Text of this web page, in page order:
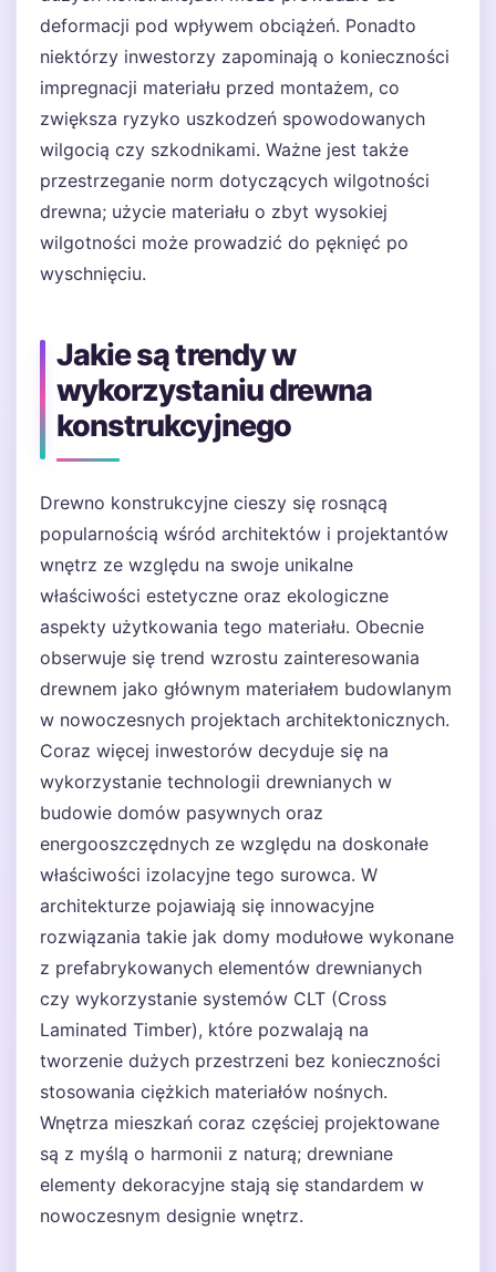
deformacji pod wpływem obciążeń. Ponadto
niektórzy inwestorzy zapominają o konieczności
impregnacji materiału przed montażem, co
zwiększa ryzyko uszkodzeń spowodowanych
wilgocią czy szkodnikami. Ważne jest także
przestrzeganie norm dotyczących wilgotności
drewna; użycie materiału o zbyt wysokiej
wilgotności może prowadzić do pęknięć po
wyschnięciu.
Jakie są trendy w
wykorzystaniu drewna
konstrukcyjnego
Drewno konstrukcyjne cieszy się rosnącą
popularnością wśród architektów i projektantów
wnętrz ze względu na swoje unikalne
właściwości estetyczne oraz ekologiczne
aspekty użytkowania tego materiału. Obecnie
obserwuje się trend wzrostu zainteresowania
drewnem jako głównym materiałem budowlanym
w nowoczesnych projektach architektonicznych.
Coraz więcej inwestorów decyduje się na
wykorzystanie technologii drewnianych w
budowie domów pasywnych oraz
energooszczędnych ze względu na doskonałe
właściwości izolacyjne tego surowca. W
architekturze pojawiają się innowacyjne
rozwiązania takie jak domy modułowe wykonane
z prefabrykowanych elementów drewnianych
czy wykorzystanie systemów CLT (Cross
Laminated Timber), które pozwalają na
tworzenie dużych przestrzeni bez konieczności
stosowania ciężkich materiałów nośnych.
Wnętrza mieszkań coraz częściej projektowane
są z myślą o harmonii z naturą; drewniane
elementy dekoracyjne stają się standardem w
nowoczesnym designie wnętrz.